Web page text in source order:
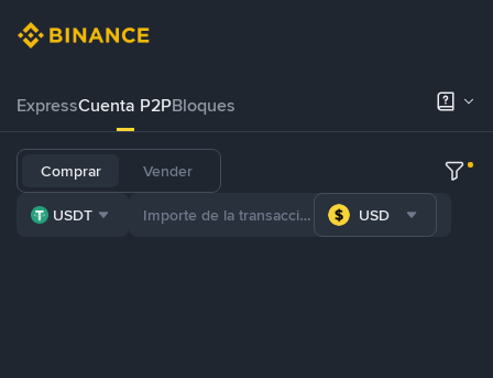
ExpressCuenta P2PBloques
Comprar Vender
USDT USD